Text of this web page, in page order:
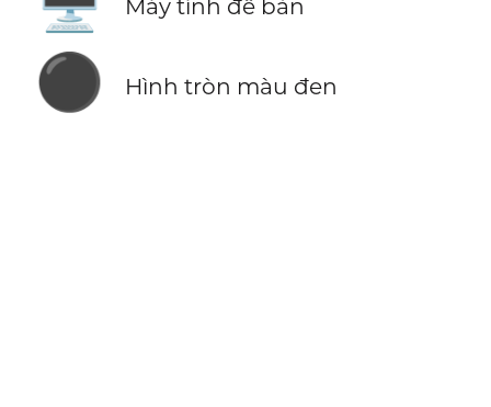
Máy tính để bàn
⚫ Hình tròn màu đen